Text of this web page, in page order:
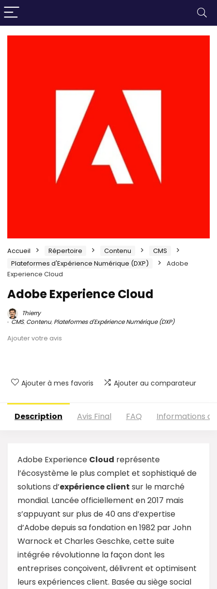
Accueil Répertoire Contenu
CMS
Plateformes d'Expérience Numérique (DXP)
Adobe
Experience Cloud
Adobe Experience Cloud
Thierry
CMS, Contenu, Plateformes d'Expérience Numérique (DXP)
Ajouter votre avis
Ajouter à mes favoris Ajouter au comparateur
Description Avis Final FAQ Informations
Adobe Experience Cloud représente
l’écosystème le plus complet et sophistiqué de
solutions d’expérience client sur le marché
mondial. Lancée officiellement en 2017 mais
s’appuyant sur plus de 40 ans d’expertise
d’Adobe depuis sa fondation en 1982 par John
Warnock et Charles Geschke, cette suite
intégrée révolutionne la façon dont les
entreprises conçoivent, délivrent et optimisent
leurs expériences client. Basée au siège social